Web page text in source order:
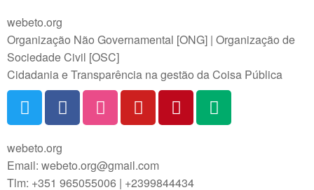
webeto.org
Organização Não Governamental [ONG] | Organização de
Sociedade Civil [OSC]
Cidadania e Transparência na gestão da Coisa Pública
webeto.org
Email: webeto.org@gmail.com
Tlm: +351 965055006 | +2399844434